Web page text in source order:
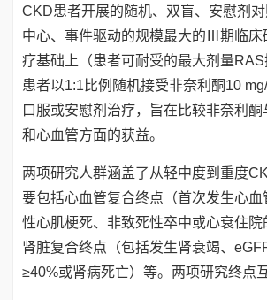
CKD患者开展的随机、双盲、安慰剂
中心、事件驱动的规模最大的Ⅲ期临床
疗基础上（患者可耐受的最大剂量RAS
患者以1:1比例随机接受非奈利酮10
口服或安慰剂治疗，旨在比较非奈利
和心血管方面的获益。
两项研究人群涵盖了从轻中度到重度
要包括心血管复合终点（首次发生心
性心肌梗死、非致死性卒中或心衰住院
肾脏复合终点（包括发生肾衰竭、
≥40%或肾病死亡）等。两项研究终点